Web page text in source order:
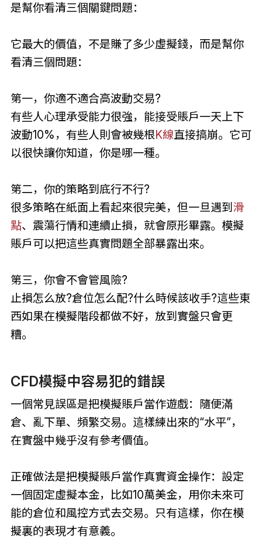
是幫你看清三個關鍵問題：
它最大的價值，不是賺了多少虛擬錢，而是幫你
看清三個問題：
第一，你適不適合高波動交易?
有些人心理承受能力很強，能接受賬戶一天上下
波動10%，有些人則會被幾根K線直接搞崩。它可
以很快讓你知道，你是哪一種。
第二，你的策略到底行不行?
很多策略在紙面上看起來很完美，但一旦遇到滑
點、震蕩行情和連續止損，就會原形畢露。模擬
賬戶可以把這些真實問題全部暴露出來。
第三，你會不會管風險?
止損怎么放?倉位怎么配?什么時候該收手?這些東
西如果在模擬階段都做不好，放到實盤只會更
糟。
CFD模擬中容易犯的錯誤
一個常見誤區是把模擬賬戶當作遊戲：隨便滿
倉、亂下單、頻繁交易。這樣練出來的“水平”，
在實盤中幾乎沒有參考價值。
正確做法是把模擬賬戶當作真實資金操作：設定
一個固定虛擬本金，比如10萬美金，用你未來可
能的倉位和風控方式去交易。只有這樣，你在模
擬裏的表現才有意義。